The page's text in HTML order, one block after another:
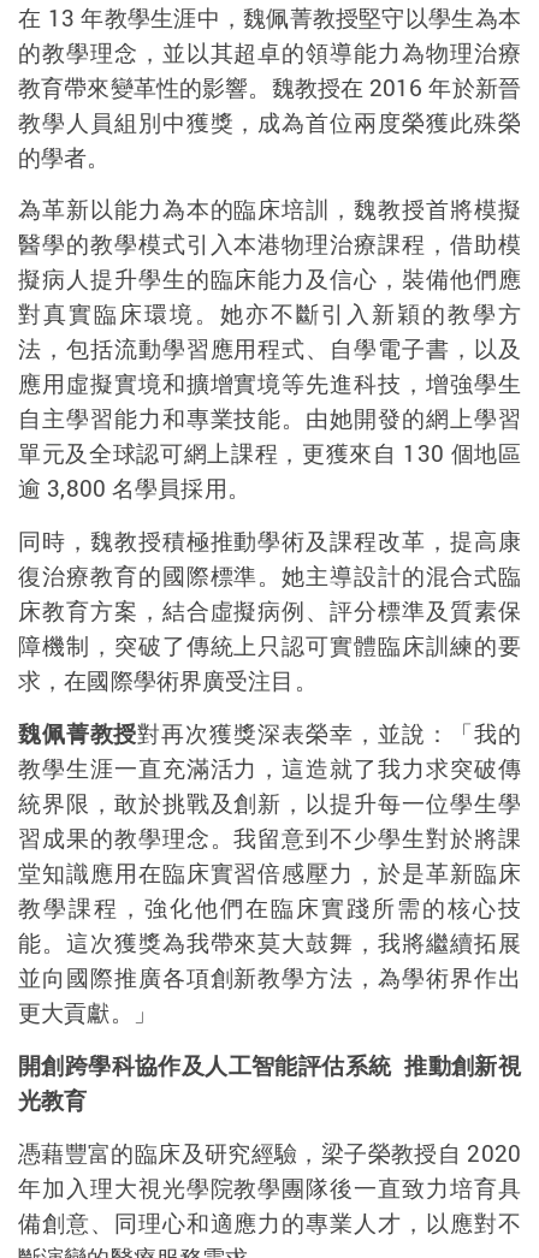
在 13年教學生涯中，魏佩菁教授堅守以學生為本
的教學理念，並以其超卓的領導能力為物理治療
教育帶來變革性的影響。 魏教授在 2016年於新晉
教學人員組別中獲獎，成為首位兩度榮獲此殊榮
的學者。
為革新以能力為本的臨床培訓，魏教授首將模擬
醫學的教學模式引入本港物理治療課程，借助模
擬病人提升學生的臨床能力及信心，裝備他們應
對真實臨床環境。她亦不斷引入新穎的教學方
法，包括流動學習應用程式、自學電子書，以及
應用虛擬實境和擴增實境等先進科技，增強學生
自主學習能力和專業技能。由她開發的網上學習
單元及全球認可網上課程，更獲來自 130 個地區
逾 3,800名學員採用。
同時，魏教授積極推動學術及課程改革，提高康
復治療教育的國際標準。她主導設計的混合式臨
床教育方案，結合虛擬病例、評分標準及質素保
障機制，突破了傳統上只認可實體臨床訓練的要
求，在國際學術界廣受注目。
魏佩菁教授對再次獲獎深表榮幸，並說：「我的
教學生涯一直充滿活力，這造就了我力求突破傳
統界限，敢於挑戰及創新，以提升每一位學生學
習成果的教學理念。我留意到不少學生對於將課
堂知識應用在臨床實習倍感壓力，於是革新臨床
教學課程，強化他們在臨床實踐所需的核心技
能。這次獲獎為我帶來莫大鼓舞，我將繼續拓展
並向國際推廣各項創新教學方法，為學術界作出
更大貢獻。」
開創跨學科協作及人工智能評估系統 推動創新視
光教育
憑藉豐富的臨床及研究經驗，梁子榮教授自 2020
年加入理大視光學院教學團隊後一直致力培育具
備創意、同理心和適應力的專業人才，以應對不